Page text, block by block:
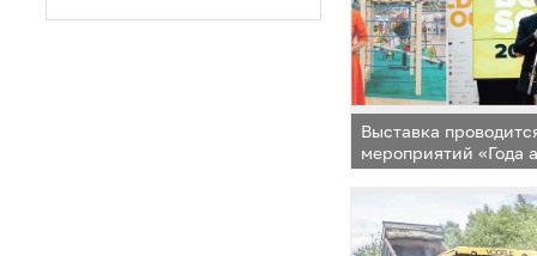
Выставка
мероприятий «Года
и